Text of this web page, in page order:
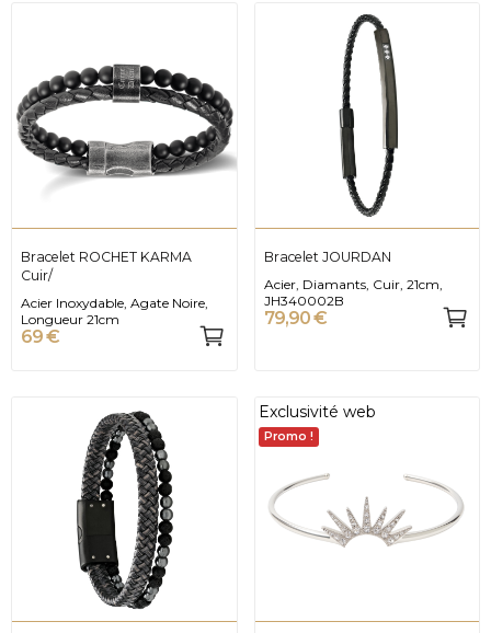
Bracelet ROCHET KARMA
Cuir/
Acier Inoxydable, Agate Noire,
Longueur 21cm
69 €
Bracelet JOURDAN
Acier, Diamants, Cuir, 21cm,
JH340002B
79,90 €
Exclusivité web
Promo !